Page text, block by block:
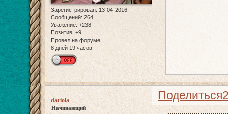
Зарегистрирован: 13-04-2016
Сообщений: 264
Уважение: +238
Позитив: +9
Провел на форуме:
8 дней 19 часов
Поделиться
dariola
Начинающий